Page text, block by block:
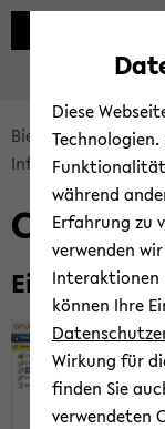
Bread­
crumb
sprin­
gen
und
zum
Haupt­
me­
nü
wech­
Bie­le­fel­der IT-​
In­fra­struk­tur
Cli­ents
Ein­ga­be
Diese
während
Erfahrung zu
verwenden
Interaktionen
können Ihre
Wirkung für
finden Sie
verwendeten